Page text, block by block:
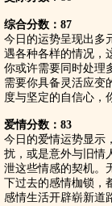
综合分数：87
今日的运势呈现出多
遇各种各样的情况，
你或许需要同时处理
需要你具备灵活应变
度与坚定的自信心，
爱情分数：83
今日的爱情运势显示
扰，或是意外与旧情
泄这些情感的契机。
下过去的感情枷锁，
感情生活开辟崭新道